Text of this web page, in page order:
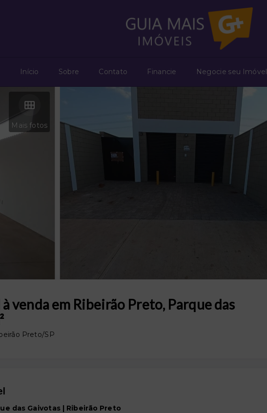
Início Sobre Contato Financie Negocie seu Imóvel
Mais fotos
venda em Ribeirão Preto, Parque das
Preto/SP
das Gaivotas | Ribeirão Preto